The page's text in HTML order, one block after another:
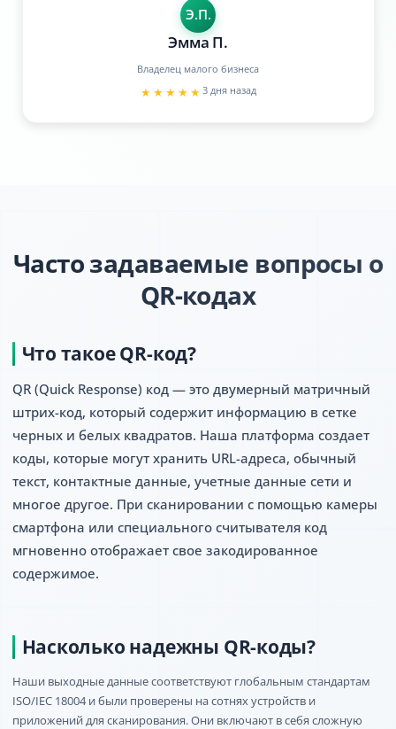
Э.П.
Эмма П.
Владелец малого бизнеса
★★★★★ 3 дня назад
Часто задаваемые вопросы о
QR-кодах
Что такое QR-код?
QR (Quick Response) код — это двумерный матричный
штрих-код, который содержит информацию в сетке
черных и белых квадратов. Наша платформа создает
коды, которые могут хранить URL-адреса, обычный
текст, контактные данные, учетные данные сети и
многое другое. При сканировании с помощью камеры
смартфона или специального считывателя код
мгновенно отображает свое закодированное
содержимое.
Насколько надежны QR-коды?
Наши выходные данные соответствуют глобальным стандартам
ISO/IEC 18004 и были проверены на сотнях устройств и
приложений для сканирования. Они включают в себя сложную